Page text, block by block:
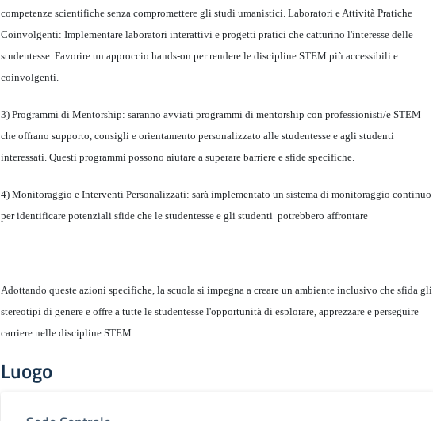
competenze scientifiche senza compromettere gli studi umanistici. Laboratori e Attività Pratiche
Coinvolgenti: Implementare laboratori interattivi e progetti pratici che catturino l'interesse delle
studentesse. Favorire un approccio hands-on per rendere le discipline STEM più accessibili e
coinvolgenti.
3) Programmi di Mentorship: saranno avviati programmi di mentorship con professionisti/e STEM
che offrano supporto, consigli e orientamento personalizzato alle studentesse e agli studenti
interessati. Questi programmi possono aiutare a superare barriere e sfide specifiche.
4) Monitoraggio e Interventi Personalizzati: sarà implementato un sistema di monitoraggio continuo
per identificare potenziali sfide che le studentesse e gli studenti potrebbero affrontare
Adottando queste azioni specifiche, la scuola si impegna a creare un ambiente inclusivo che sfida gli
stereotipi di genere e offre a tutte le studentesse l'opportunità di esplorare, apprezzare e perseguire
carriere nelle discipline STEM
Luogo